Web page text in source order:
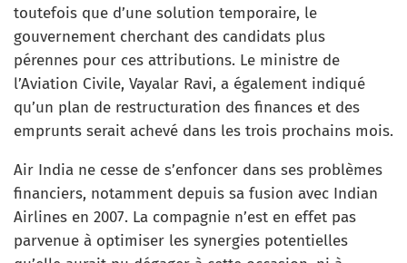
toutefois que d’une solution temporaire, le
gouvernement cherchant des candidats plus
pérennes pour ces attributions. Le ministre de
l’Aviation Civile, Vayalar Ravi, a également indiqué
qu’un plan de restructuration des finances et des
emprunts serait achevé dans les trois prochains mois.
Air India ne cesse de s’enfoncer dans ses problèmes
financiers, notamment depuis sa fusion avec Indian
Airlines en 2007. La compagnie n’est en effet pas
parvenue à optimiser les synergies potentielles